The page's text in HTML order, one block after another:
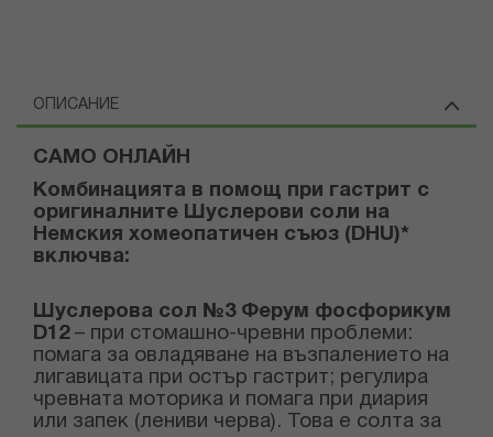
ОПИСАНИЕ
САМО ОНЛАЙН
Комбинацията в помощ при гастрит с
оригиналните Шуслерови соли на
Немския хомеопатичен съюз ( DHU)*
включва:
Шуслерова сол №3 Ферум фосфорикум
D12 – при стомашно-чревни проблеми:
помага за овладяване на възпалението на
лигавицата при остър гастрит; регулира
чревната моторика и помага при диария
или запек (лениви черва). Това е солта за